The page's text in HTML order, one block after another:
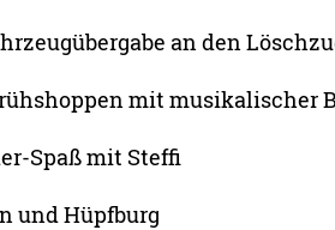
an den
mit musikalischer
Spaß mit Steffi
und Hüpfburg